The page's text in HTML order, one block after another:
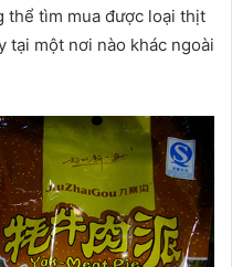
thể tìm mua được loại thịt
tại một nơi nào khác ngoài